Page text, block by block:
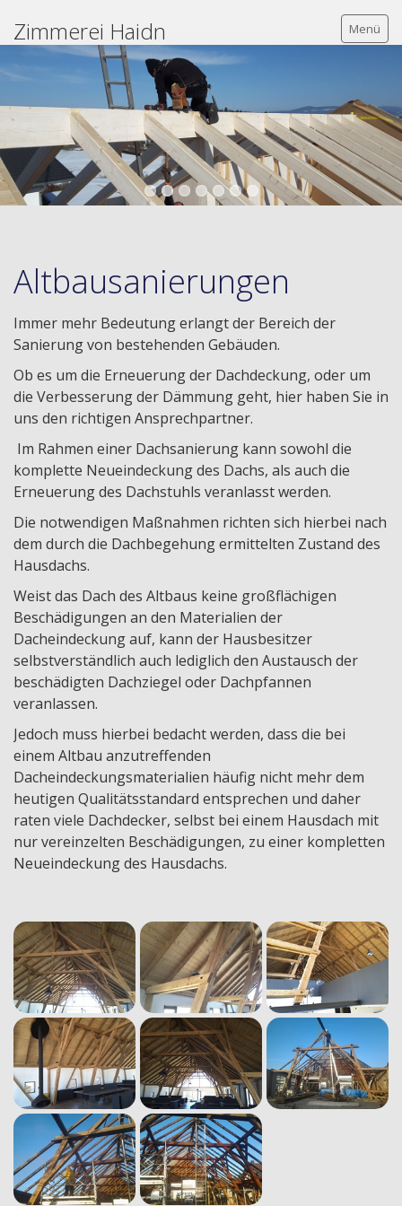
Zimmerei Haidn Menü
Home
Zimmerertätigkeiten
Holzrahmenbau
Gewerbebauten
Dachgeschossausbau
Altbausanierungen
Carports / Terrassen
Schlüsselfertig Bauen
Fassaden
Kontakt
Impressum
Altbausanierungen
Immer mehr Bedeutung erlangt der Bereich der
Sanierung von bestehenden Gebäuden.
Ob es um die Erneuerung der Dachdeckung, oder um
die Verbesserung der Dämmung geht, hier haben Sie in
uns den richtigen Ansprechpartner.
Im Rahmen einer Dachsanierung kann sowohl die
komplette Neueindeckung des Dachs, als auch die
Erneuerung des Dachstuhls veranlasst werden.
Die notwendigen Maßnahmen richten sich hierbei nach
dem durch die Dachbegehung ermittelten Zustand des
Hausdachs.
Weist das Dach des Altbaus keine großflächigen
Beschädigungen an den Materialien der
Dacheindeckung auf, kann der Hausbesitzer
selbstverständlich auch lediglich den Austausch der
beschädigten Dachziegel oder Dachpfannen
veranlassen.
Jedoch muss hierbei bedacht werden, dass die bei
einem Altbau anzutreffenden
Dacheindeckungsmaterialien häufig nicht mehr dem
heutigen Qualitätsstandard entsprechen und daher
raten viele Dachdecker, selbst bei einem Hausdach mit
nur vereinzelten Beschädigungen, zu einer kompletten
Neueindeckung des Hausdachs.